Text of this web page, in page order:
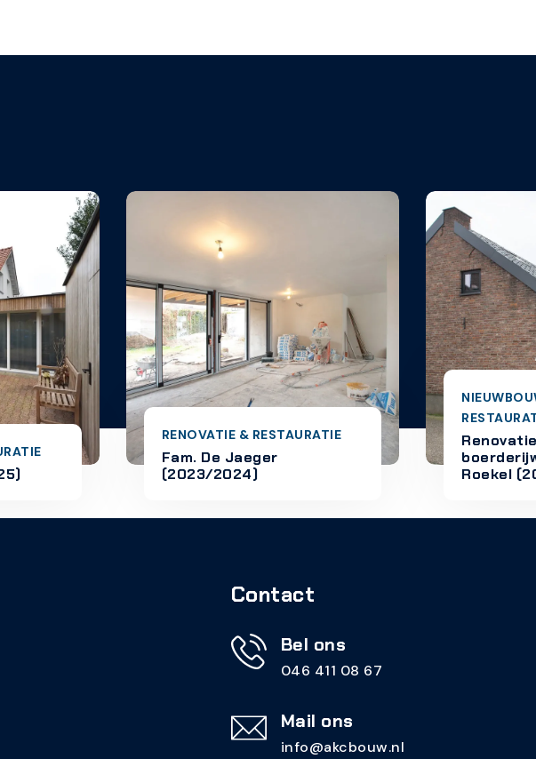
RENOVATIE & RESTAURATIE
De Jaeger
2024)
NIEUWBOUW | RENOVATIE &
RESTAURATIE
Renovatie/uitbreiding
boerderijwoning fam. Van
Contact
Bel ons
046 411 08 67
Mail ons
info@akcbouw.nl